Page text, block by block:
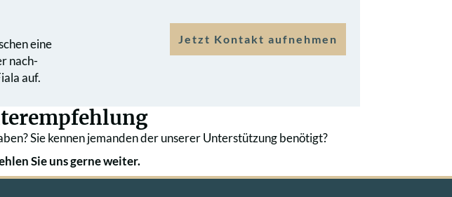
eine
nach­
auf.
Jetzt Kontakt aufnehmen
Sie kennen jemanden der unserer Unterstützung benötigt?
Sie uns gerne weiter.